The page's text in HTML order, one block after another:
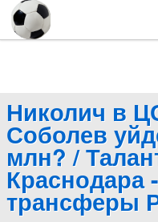
Николич в
Соболев
млн? /
Краснодара
трансферы